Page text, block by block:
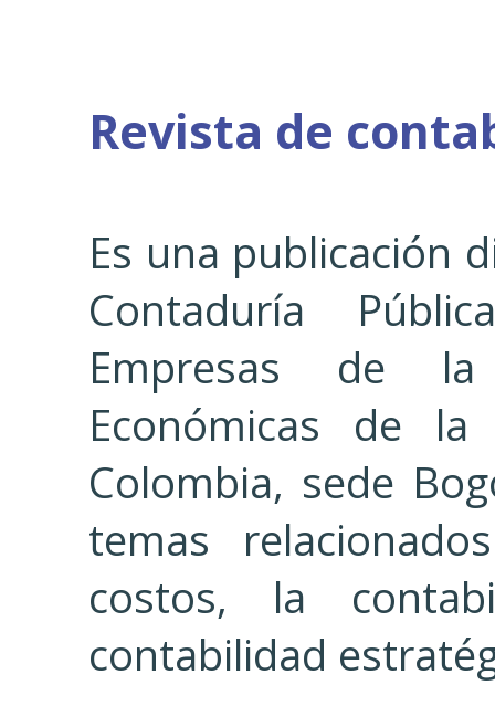
Revista de
Es una publicación
Contaduría
Empresas de
Económicas de
Colombia, sede
temas
costos, la
contabilidad